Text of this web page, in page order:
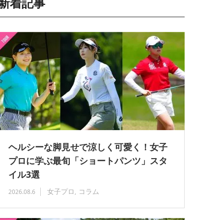
着記事
ヘルシーな脚見せで涼しく可愛く！女子
プロに学ぶ最旬「ショートパンツ」スタ
イル3選
2026.08.6 女子プロ コラム